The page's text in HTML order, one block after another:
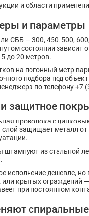
и области
и параметры
СББ — 300, 450, 500,
состоянии зависит
до 20 метров.
на погонный метр
подбора под объект
по телефону +7
защитное
проволока с
защищает металл от
штампуют из стальной
исполнение дешевле, но
крытых ограждений
при постоянном